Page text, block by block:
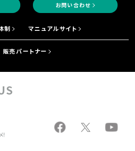
お問い合わせ
制 マニュアルサイト
販売パートナー
!